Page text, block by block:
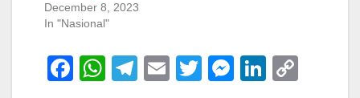
December 8, 2023
In "Nasional"
F
W
T
E
T
M
Li